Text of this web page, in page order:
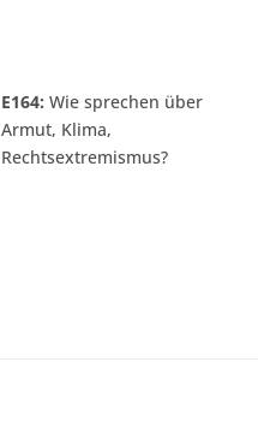
E164: Wie sprechen über
Armut, Klima,
Rechtsextremismus?